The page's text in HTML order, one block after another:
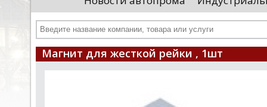
иностранными удостоверяющими центрами.
Чтобы...
Магнит для жесткой рейки , 1шт